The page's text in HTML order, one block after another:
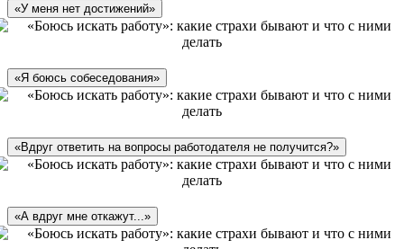
«У меня нет достижений»
«Я боюсь собеседования»
«Вдруг ответить на вопросы работодателя не получится?»
«А вдруг мне откажут...»